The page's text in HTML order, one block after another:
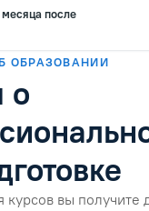
после
ОБРАЗОВАНИИ
о
курсов вы получите